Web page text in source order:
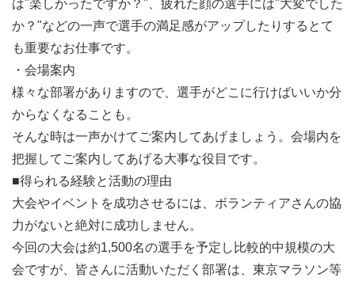
は"楽しかったですか？"、疲れた顔の選手には"大変でした
か？"などの一声で選手の満足感がアップしたりするとて
も重要なお仕事です。
・会場案内
様々な部署がありますので、選手がどこに行けばいいか分
からなくなることも。
そんな時は一声かけてご案内してあげましょう。会場内を
把握してご案内してあげる大事な役目です。
■得られる経験と活動の理由
大会やイベントを成功させるには、ボランティアさんの協
力がないと絶対に成功しません。
今回の大会は約1,500名の選手を予定し比較的中規模の大
会ですが、皆さんに活動いただく部署は、東京マラソン等